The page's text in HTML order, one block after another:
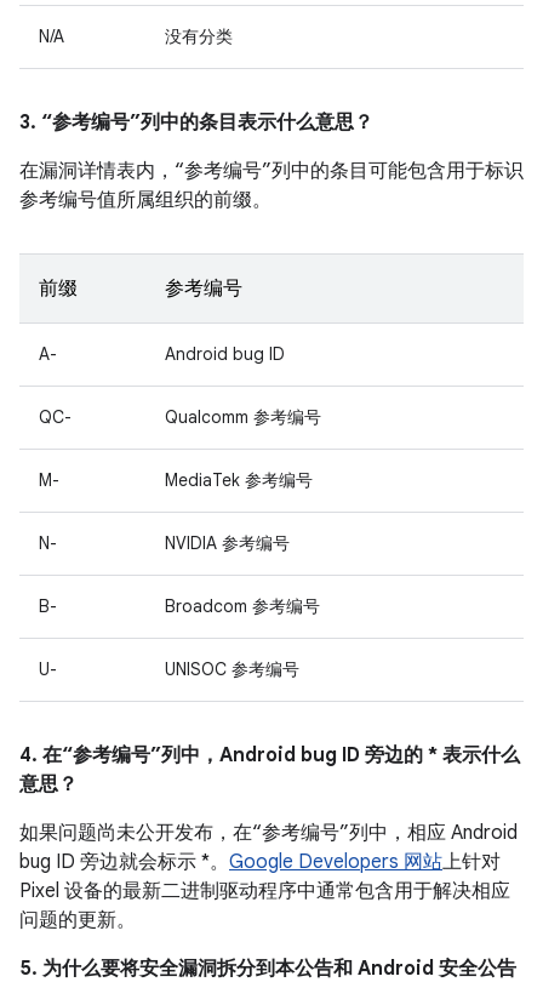
N/A 没有分类
3. “参考编号”列中的条目表示什么意思？
在漏洞详情表内，“参考编号”列中的条目可能包含用于标识
参考编号值所属组织的前缀。
前缀 参考编号
A- Android bug ID
QC- Qualcomm 参考编号
M- MediaTek 参考编号
N- NVIDIA 参考编号
B- Broadcom 参考编号
U- UNISOC 参考编号
4. 在“参考编号”列中，Android bug ID 旁边的 * 表示什么
意思？
如果问题尚未公开发布，在“参考编号”列中，相应 Android
bug ID 旁边就会标示 *。 Google Developers 网站上针对
Pixel 设备的最新二进制驱动程序中通常包含用于解决相应
问题的更新。
5. 为什么要将安全漏洞拆分到本公告和 Android 安全公告